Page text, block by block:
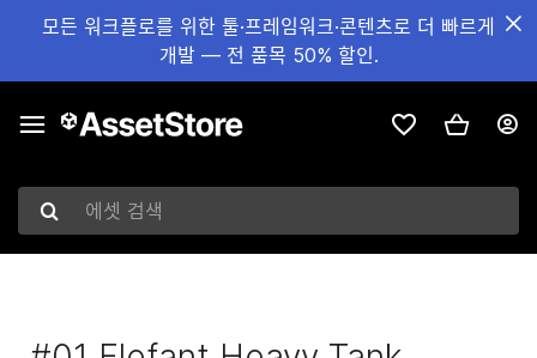
모든 워크플로를 위한 툴·프레임워크·콘텐츠로 더 빠르게
개발 — 전 품목 50% 할인.
에셋 검색